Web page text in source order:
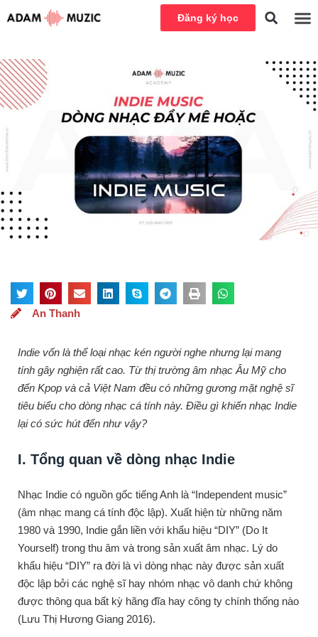
Đăng ký học
An Thanh
Indie vốn là thể loại nhạc kén người nghe nhưng lại mang
tính gây nghiện rất cao. Từ thị trường âm nhạc Âu Mỹ cho
đến Kpop và cả Việt Nam đều có những gương mặt nghệ sĩ
tiêu biểu cho dòng nhạc cá tính này. Điều gì khiến nhạc Indie
lại có sức hút đến như vậy?
I. Tổng quan về dòng nhạc Indie
Nhạc Indie có nguồn gốc tiếng Anh là “Independent music”
(âm nhạc mang cá tính độc lập). Xuất hiện từ những năm
1980 và 1990, Indie gắn liền với khẩu hiệu “DIY” (Do It
Yourself) trong thu âm và trong sản xuất âm nhạc. Lý do
khẩu hiệu “DIY” ra đời là vì dòng nhạc này được sản xuất
độc lập bởi các nghệ sĩ hay nhóm nhạc vô danh chứ không
được thông qua bất kỳ hãng đĩa hay công ty chính thống nào
(Lưu Thị Hương Giang 2016).